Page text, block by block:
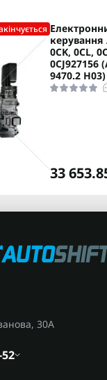
0CK, 0CL,
0CJ927156
9470.2 H03)
33
30А